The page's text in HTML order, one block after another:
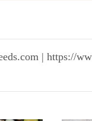
| https://